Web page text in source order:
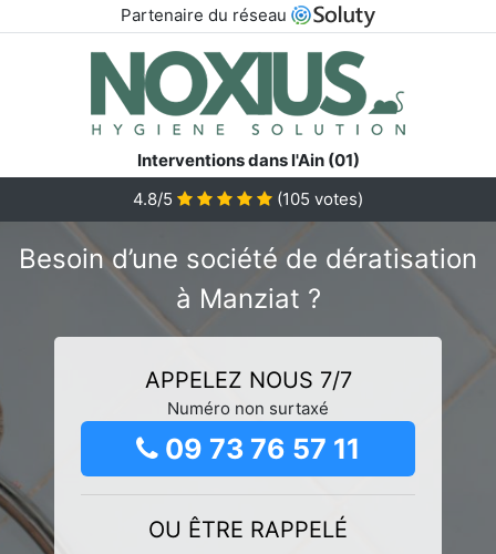
Partenaire du réseau
Interventions dans l'Ain (01)
4.8/5
(105 votes)
Besoin d’une société de dératisation
à Manziat ?
APPELEZ NOUS 7/7
Numéro non surtaxé
09 73 76 57 11
OU ÊTRE RAPPELÉ